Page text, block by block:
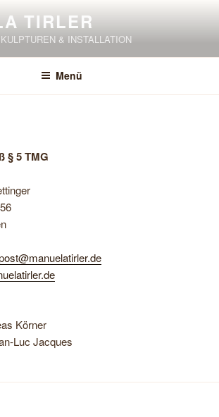
TIRLER
& INSTALLATION
Menü
§ 5 TMG
Körner
Luc Jacques